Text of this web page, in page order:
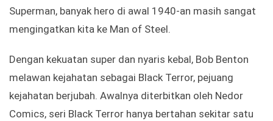
Superman, banyak hero di awal 1940-an masih sangat
mengingatkan kita ke Man of Steel.
Dengan kekuatan super dan nyaris kebal, Bob Benton
melawan kejahatan sebagai Black Terror, pejuang
kejahatan berjubah. Awalnya diterbitkan oleh Nedor
Comics, seri Black Terror hanya bertahan sekitar satu